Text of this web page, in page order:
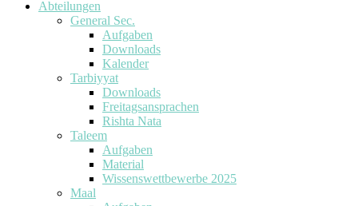
Abteilungen
General Sec.
Aufgaben
Downloads
Kalender
Tarbiyyat
Downloads
Freitagsansprachen
Rishta Nata
Taleem
Aufgaben
Material
Wissenswettbewerbe 2025
Maal